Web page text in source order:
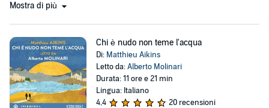
Mostra di più
Chi è nudo non teme l'acqua
Di: Matthieu Aikins
Letto da:Alberto Molinari
Durata: 11 ore e 21 min
Lingua: Italiano
4,4
20 recensioni